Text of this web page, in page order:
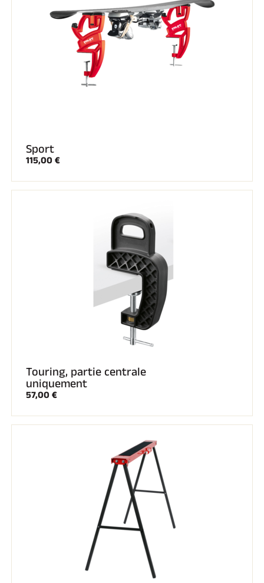
Sport
115,00 €
Touring, partie centrale
uniquement
57,00 €